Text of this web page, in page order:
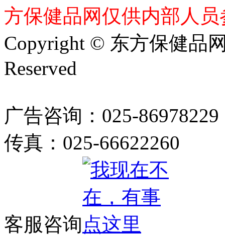
方保健品网仅供内部人
Copyright © 东方保健品
Reserved
广告咨询：025-86978229
传真：025-66622260
客服咨询